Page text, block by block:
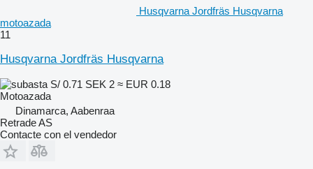
Husqvarna Jordfräs Husqvarna
motoazada
11
Husqvarna Jordfräs Husqvarna
S/ 0.71 SEK 2 ≈ EUR 0.18
Motoazada
Dinamarca, Aabenraa
Retrade AS
Contacte con el vendedor